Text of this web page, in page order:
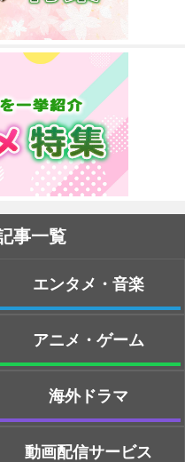
事一覧
エンタメ・音楽
アニメ・ゲーム
海外ドラマ
動画配信サービス